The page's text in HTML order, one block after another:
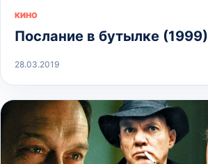
КИНО
Послание в бутылке (1999)
28.03.2019